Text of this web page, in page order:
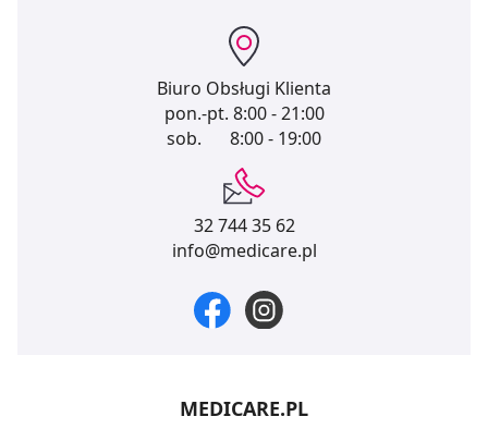
Biuro Obsługi Klienta
pon.-pt. 8:00 - 21:00
sob.
8:00 - 19:00
32 744 35 62
info@medicare.pl
MEDICARE.PL